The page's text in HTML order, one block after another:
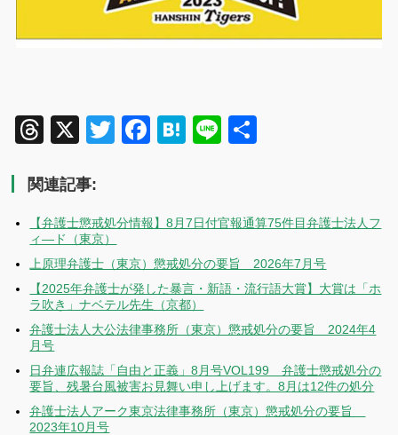
Threads
X TwitterFacebook
Hatena
Line
関連記事:
【弁護士懲戒処分情報】8月7日付官報通算75件目弁護士法人フ
ィ―ド（東京）
上原理弁護士（東京）懲戒処分の要旨 2026年7月号
【2025年弁護士が発した暴言・新語・流行語大賞】大賞は「ホ
ラ吹き」ナベテル先生（京都）
弁護士法人大公法律事務所（東京）懲戒処分の要旨 2024年4
月号
日弁連広報誌「自由と正義」8月号VOL199 弁護士懲戒処分の
要旨、残暑台風被害お見舞い申し上げます。8月は12件の処分
弁護士法人アーク東京法律事務所（東京）懲戒処分の要旨
2023年10月号